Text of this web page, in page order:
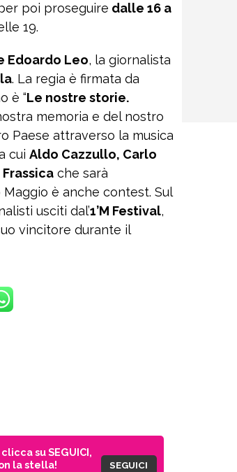
poi proseguire dalle 16 a
19.
Edoardo Leo, la giornalista
. La regia è firmata da
è “Le nostre storie.
memoria e del nostro
Paese attraverso la musica
cui Aldo Cazzullo, Carlo
che sarà
è anche contest. Sul
usciti dal’1’M Festival,
vincitore durante il
su SEGUICI,
la stella!
SEGUICI